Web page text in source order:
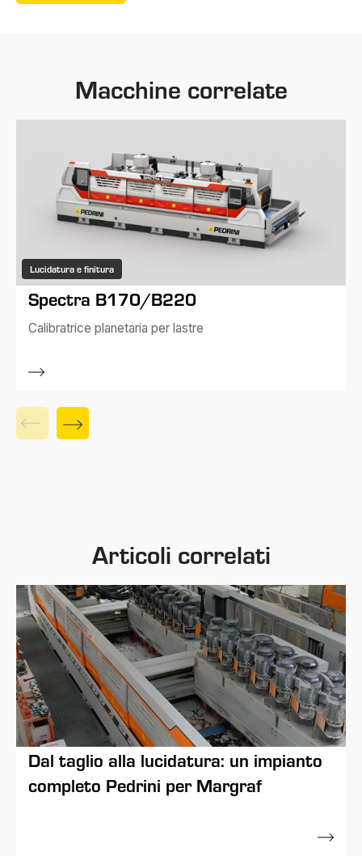
Macchine correlate
Lucidatura e finitura
Spectra B170/B220
Calibratrice planetaria per lastre
Articoli correlati
Dal taglio alla lucidatura: un impianto
completo Pedrini per Margraf